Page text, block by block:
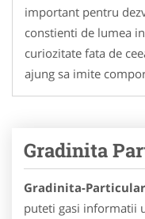
important pentru
constienti de lumea
curiozitate fata de
ajung sa imite
Gradinita
Gradinita-
puteti gasi informatii